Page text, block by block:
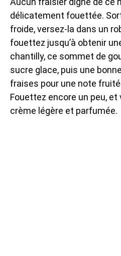
délicatement fouettée.
froide, versez-la dans un
fouettez jusqu’à obtenir
chantilly, ce sommet de
sucre glace, puis une
fraises pour une note
Fouettez encore un peu,
crème légère et parfumée.